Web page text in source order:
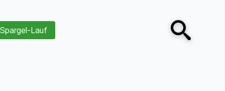
Lauf
Open search